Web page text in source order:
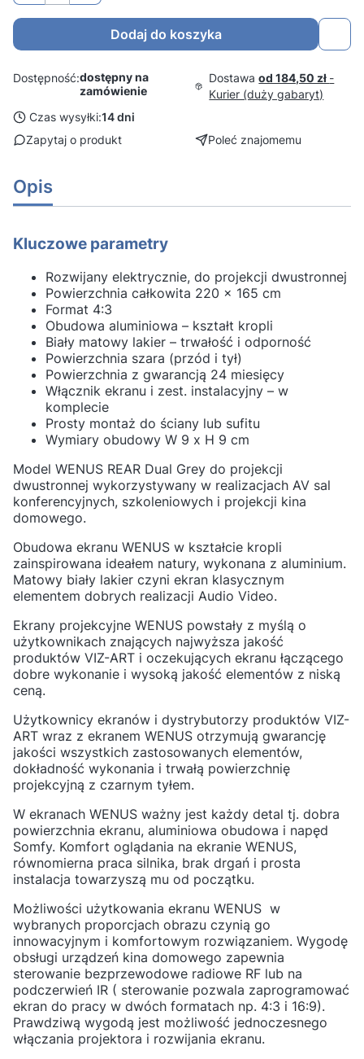
Dodaj do koszyka
Dostępność:dostępny na
zamówienie
Dostawaod 184,50 zł -
Kurier (duży gabaryt)
Czas wysyłki:14 dni
Zapytaj o produkt
Poleć znajomemu
Opis
Kluczowe parametry
Rozwijany elektrycznie, do projekcji dwustronnej
Powierzchnia całkowita 220 x 165 cm
Format 4:3
Obudowa aluminiowa – kształt kropli
Biały matowy lakier – trwałość i odporność
Powierzchnia szara (przód i tył)
Powierzchnia z gwarancją 24 miesięcy
Włącznik ekranu i zest. instalacyjny – w
komplecie
Prosty montaż do ściany lub sufitu
Wymiary obudowy W 9 x H 9 cm
Model WENUS REAR Dual Grey do projekcji
dwustronnej wykorzystywany w realizacjach AV sal
konferencyjnych, szkoleniowych i projekcji kina
domowego.
Obudowa ekranu WENUS w kształcie kropli
zainspirowana ideałem natury, wykonana z aluminium.
Matowy biały lakier czyni ekran klasycznym
elementem dobrych realizacji Audio Video.
Ekrany projekcyjne WENUS powstały z myślą o
użytkownikach znających najwyższa jakość
produktów VIZ-ART i oczekujących ekranu łączącego
dobre wykonanie i wysoką jakość elementów z niską
ceną.
Użytkownicy ekranów i dystrybutorzy produktów VIZ-
ART wraz z ekranem WENUS otrzymują gwarancję
jakości wszystkich zastosowanych elementów,
dokładność wykonania i trwałą powierzchnię
projekcyjną z czarnym tyłem.
W ekranach WENUS ważny jest każdy detal tj. dobra
powierzchnia ekranu, aluminiowa obudowa i napęd
Somfy. Komfort oglądania na ekranie WENUS,
równomierna praca silnika, brak drgań i prosta
instalacja towarzyszą mu od początku.
Możliwości użytkowania ekranu WENUS w
wybranych proporcjach obrazu czynią go
innowacyjnym i komfortowym rozwiązaniem. Wygodę
obsługi urządzeń kina domowego zapewnia
sterowanie bezprzewodowe radiowe RF lub na
podczerwień IR ( sterowanie pozwala zaprogramować
ekran do pracy w dwóch formatach np. 4:3 i 16:9).
Prawdziwą wygodą jest możliwość jednoczesnego
włączania projektora i rozwijania ekranu.